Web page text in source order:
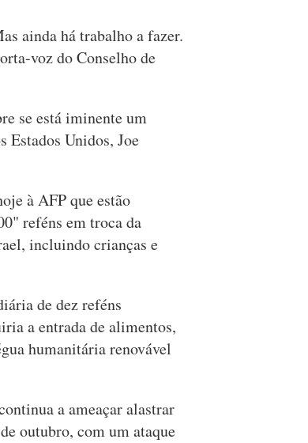
ainda há trabalho a fazer.
voz do Conselho de
se está iminente um
Estados Unidos, Joe
à AFP que estão
reféns em troca da
incluindo crianças e
de dez reféns
a entrada de alimentos,
humanitária renovável
a ameaçar alastrar
outubro, com um ataque